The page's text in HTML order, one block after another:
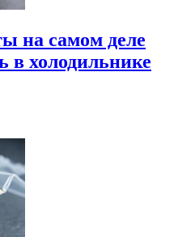
на самом деле
в холодильнике